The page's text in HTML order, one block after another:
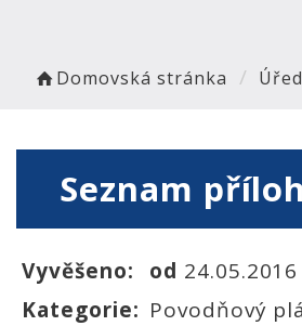
Domovská stránka
Seznam příloh
Vyvěšeno: od 24.05.2016
Kategorie: Povodňový